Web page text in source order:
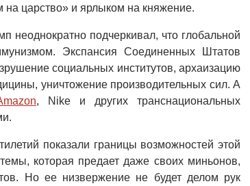
на царство» и ярлыком на княжение.
подчеркивал, что глобальной
Экспансия Соединенных Штатов
социальных институтов, архаизацию
уничтожение производительных сил. А
, Nike и других транснациональных
показали границы возможностей этой
которая предает даже своих миньонов,
Но ее низвержение не будет делом рук